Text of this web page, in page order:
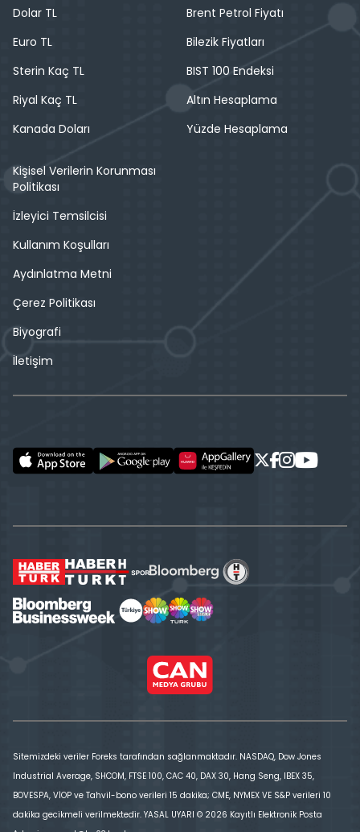
Dolar TL
Euro TL
Sterin Kaç TL
Riyal Kaç TL
Kanada Doları
Brent Petrol Fiyatı
Bilezik Fiyatları
BIST 100 Endeksi
Altın Hesaplama
Yüzde Hesaplama
Kişisel Verilerin Korunması
Politikası
İzleyici Temsilcisi
Kullanım Koşulları
Aydınlatma Metni
Çerez Politikası
Biyografi
İletişim
Sitemizdeki veriler Foreks tarafından sağlanmaktadır. NASDAQ, Dow Jones
Industrial Average, SHCOM, FTSE 100, CAC 40, DAX 30, Hang Seng, IBEX 35,
BOVESPA, VİOP ve Tahvil-bono verileri 15 dakika; CME, NYMEX VE S&P verileri 10
dakika gecikmeli verilmektedir. YASAL UYARI © 2026 Kayıtlı Elektronik Posta